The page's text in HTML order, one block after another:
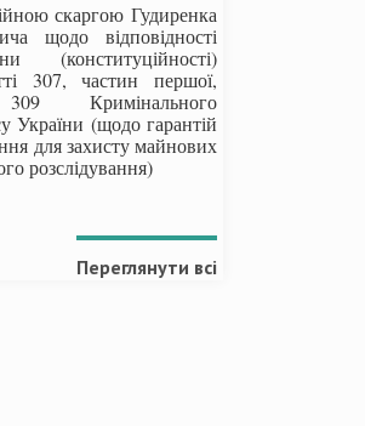
скаргою Гудиренка
щодо відповідності
(конституційності)
307, частин першої,
Кримінального
України (щодо гарантій
для захисту майнових
розслідування)
Переглянути всі